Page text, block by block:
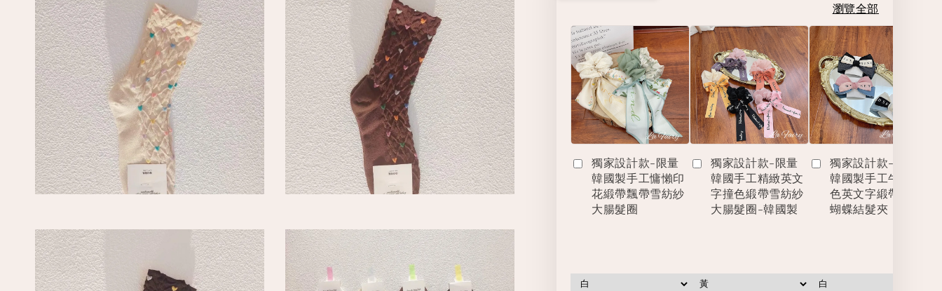
瀏覽全部
獨家設計款-限量
韓國製手工慵懶印
花緞帶飄帶雪紡紗
大腸髮圈
獨家設計款-限量
韓國手工精緻英文
字撞色緞帶雪紡紗
大腸髮圈-韓國製
獨家設計款-限量
韓國製手工牛仔撞
色英文字緞帶立體
蝴蝶結髮夾